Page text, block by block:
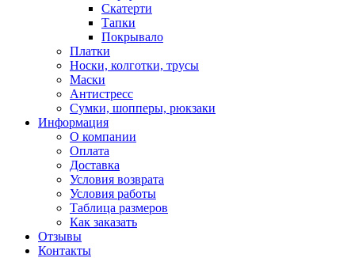
Скатерти
Тапки
Покрывало
Платки
Носки, колготки, трусы
Маски
Антистресс
Сумки, шопперы, рюкзаки
Информация
О компании
Оплата
Доставка
Условия возврата
Условия работы
Таблица размеров
Как заказать
Отзывы
Контакты